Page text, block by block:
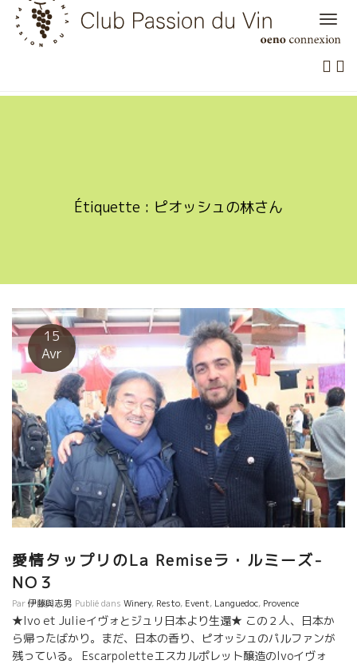
Skip
content
Étiquette : ピオッシュの林さん
15
Avr
愛情タップリのLa Remiseラ・ルミーズ-
NO３
Par伊藤與志男 Publié dans Winery, Resto, Event, Languedoc, Provence
★Ivo et Julieイヴォとジュリ日本より生還★ この２人、日本か
ら帰ったばかり。まだ、日本の香り、ピオッシュのパルファンが
残っている。 Escarpoletteエスカルポレット醸造のIvoイヴォ